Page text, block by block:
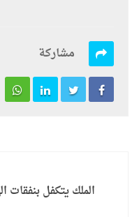
مشاركة